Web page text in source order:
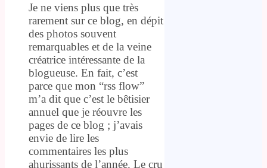
Je ne viens plus que très
rarement sur ce blog, en dépit
des photos souvent
remarquables et de la veine
créatrice intéressante de la
blogueuse. En fait, c’est
parce que mon “rss flow”
m’a dit que c’est le bêtisier
annuel que je réouvre les
pages de ce blog ; j’avais
envie de lire les
commentaires les plus
ahurissants de l’année. Le cru